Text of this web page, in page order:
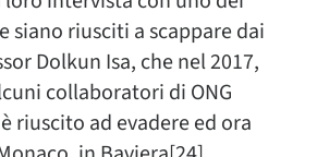
siano riusciti a scappare dai
Dolkun Isa, che nel 2017,
collaboratori di ONG
riuscito ad evadere ed ora